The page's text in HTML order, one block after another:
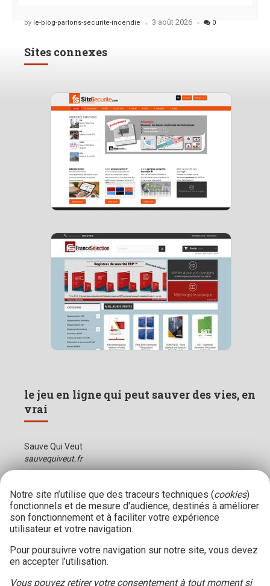
Posted
by le-blog-parlons-securite-incendie 3 août 2026 0
Sites connexes
le jeu en ligne qui peut sauver des vies, en
vrai
Sauve Qui Veut
sauvequiveut.fr
Notre site n’utilise que des traceurs techniques (cookies)
fonctionnels et de mesure d'audience, destinés à améliorer
son fonctionnement et à faciliter votre expérience
utilisateur et votre navigation.
Pour poursuivre votre navigation sur notre site, vous devez
en accepter l’utilisation.
Vous pouvez retirer votre consentement à tout moment si